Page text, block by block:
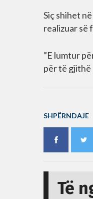
Siç shihet
realizuar së
”E lumtur
për të gjithë
SHPËRNDAJE
Të